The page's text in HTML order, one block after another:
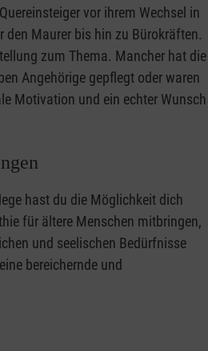
vor ihrem Wechsel in
den Maurer bis hin zu Bürokräften.
zum Thema. Mancher hat die
Angehörige gepflegt oder waren
Motivation und ein echter Wunsch
hast du die Möglichkeit dich
für ältere Menschen mitbringen,
und seelischen Bedürfnisse
bereichernde und